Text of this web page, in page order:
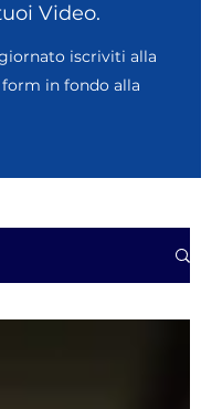
Video.
iscriviti alla
in fondo alla